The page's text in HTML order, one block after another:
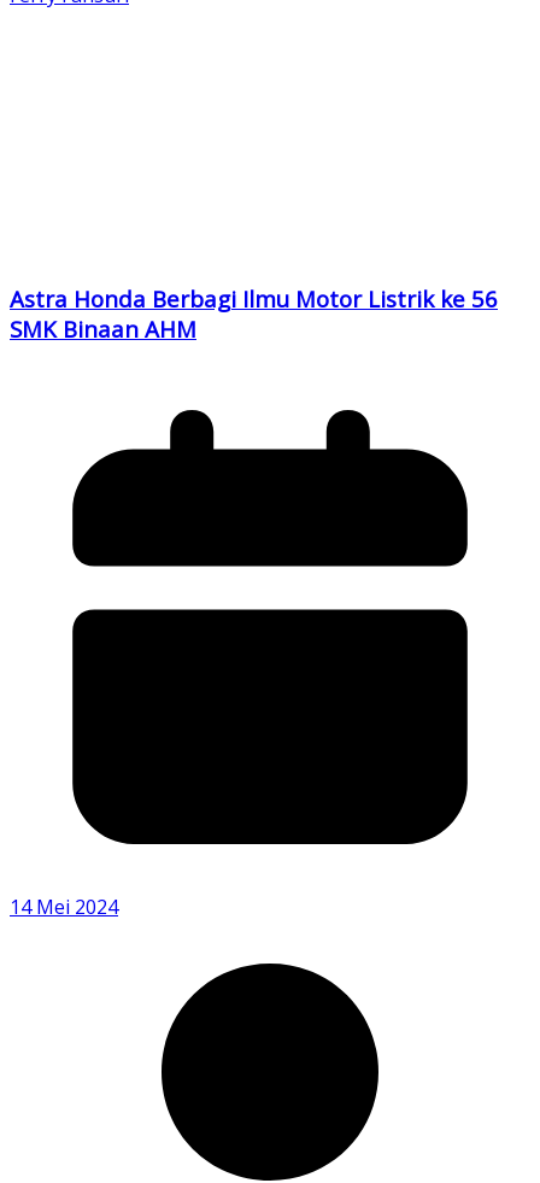
Astra Honda Berbagi Ilmu Motor Listrik ke 56
SMK Binaan AHM
14 Mei 2024